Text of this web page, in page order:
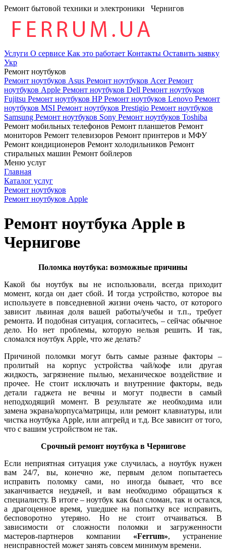
Ремонт бытовой техники и электроники Чернигов
Услуги О сервисе Как это работает Контакты Оставить заявку
Укр
Ремонт ноутбуков
Ремонт ноутбуков Asus Ремонт ноутбуков AcerРемонт
ноутбуков Apple Ремонт ноутбуков Dell Ремонт ноутбуков
Fujitsu Ремонт ноутбуков HPРемонт ноутбуков Lenovo Ремонт
ноутбуков MSI Ремонт ноутбуков Prestigio Ремонт ноутбуков
Samsung Ремонт ноутбуков Sony Ремонт ноутбуков Toshiba
Ремонт мобильных телефонов Ремонт планшетов Ремонт
мониторов Ремонт телевизоров Ремонт принтеров и МФУ
Ремонт кондиционеров Ремонт холодильников Ремонт
стиральных машин Ремонт бойлеров
Меню услуг
Главная
Каталог услуг
Ремонт ноутбуков
Ремонт ноутбуков Apple
Ремонт ноутбука Apple в
Чернигове
Поломка ноутбука: возможные причины
Какой бы ноутбук вы не использовали, всегда приходит
момент, когда он дает сбой. И тогда устройство, которое вы
используете в повседневной жизни очень часто, от которого
зависит львиная доля вашей работы/учебы и т.п., требует
ремонта. И подобная ситуация, согласитесь, – сейчас обычное
дело. Но нет проблемы, которую нельзя решить. И так,
сломался ноутбук Apple, что же делать?
Причиной поломки могут быть самые разные факторы –
пролитый на корпус устройства чай/кофе или другая
жидкость, загрязнение пылью, механическое воздействие и
прочее. Не стоит исключать и внутренние факторы, ведь
детали гаджета не вечны и могут подвести в самый
неподходящий момент. В результате же необходима или
замена экрана/корпуса/матрицы, или ремонт клавиатуры, или
чистка ноутбука Apple, или апгрейд и т.д. Все зависит от того,
что с вашим устройством не так.
Срочный ремонт ноутбука в Чернигове
Если неприятная ситуация уже случилась, а ноутбук нужен
вам 24/7, вы, конечно же, первым делом попытаетесь
исправить поломку сами, но иногда бывает, что все
заканчивается неудачей, и вам необходимо обращаться к
специалисту. В итоге – ноутбук как был сломан, так и остался,
а драгоценное время, ушедшее на попытку все исправить,
бесповоротно утеряно. Но не стоит отчаиваться. В
зависимости от сложности поломки и загруженности
мастеров-партнеров компании «Ferrum», устранение
неисправностей может занять совсем минимум времени.